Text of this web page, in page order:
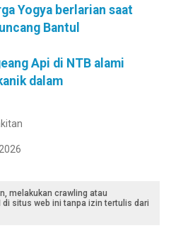
Yogya berlarian saat
Bantul
Api di NTB alami
dalam
melakukan crawling atau
situs web ini tanpa izin tertulis dari